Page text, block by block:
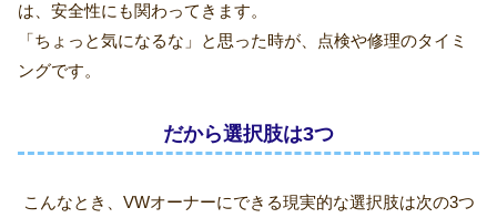
は、安全性にも関わってきます。
「ちょっと気になるな」と思った時が、点検や修理のタイミ
ングです。
だから選択肢は3つ
こんなとき、VWオーナーにできる現実的な選択肢は次の3つ